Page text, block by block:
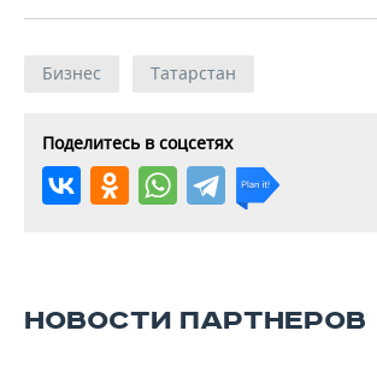
Бизнес Татарстан
Поделитесь в соцсетях
НОВОСТИ ПАРТНЕРОВ